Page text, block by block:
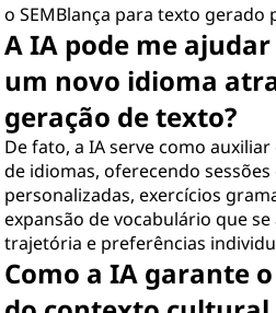
o SEMBlança para texto gerado
A IA pode me
um novo idioma
geração de texto?
De fato, a IA serve como
de idiomas, oferecendo
personalizadas, exercícios
expansão de vocabulário que
trajetória e preferências
Como a IA garante